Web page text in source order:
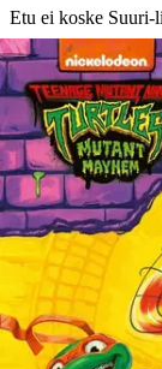
Etu ei koske
Ei saatavilla